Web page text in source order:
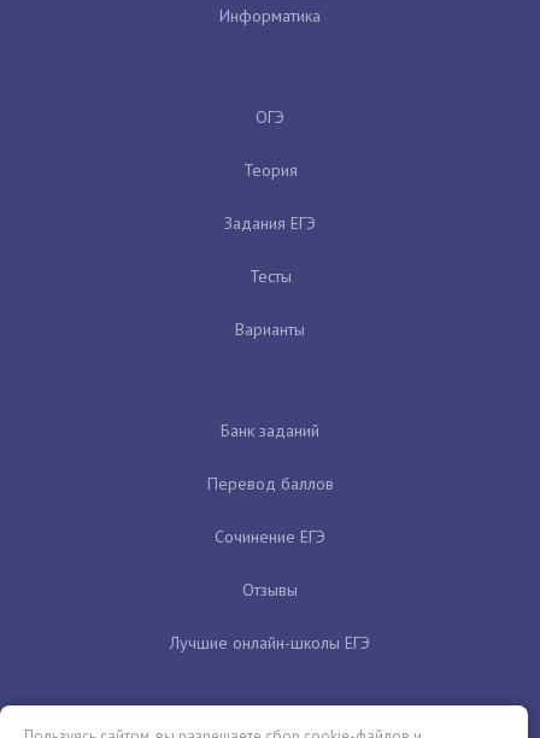
Информатика
ОГЭ
Теория
Задания ЕГЭ
Тесты
Варианты
Банк заданий
Перевод баллов
Сочинение ЕГЭ
Отзывы
Лучшие онлайн-школы ЕГЭ